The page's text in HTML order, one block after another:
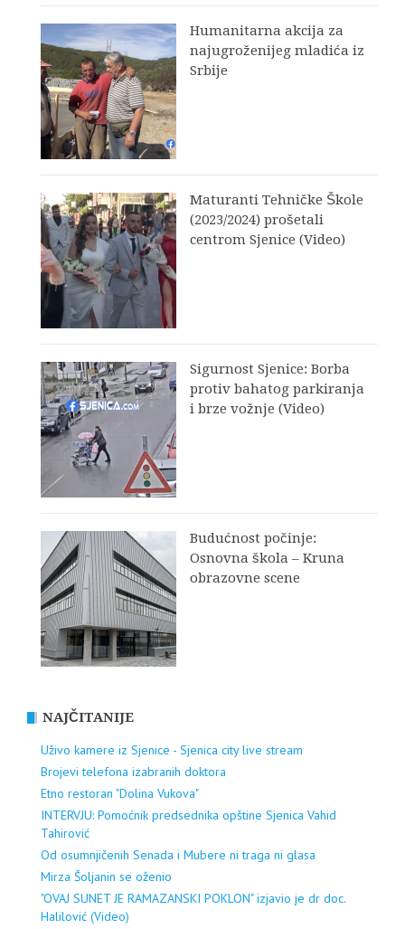
Humanitarna akcija za
najugroženijeg mladića iz
Srbije
Maturanti Tehničke Škole
(2023/2024) prošetali
centrom Sjenice (Video)
Sigurnost Sjenice: Borba
protiv bahatog parkiranja
i brze vožnje (Video)
Budućnost počinje:
Osnovna škola – Kruna
obrazovne scene
NAJČITANIJE
Uživo kamere iz Sjenice - Sjenica city live stream
Brojevi telefona izabranih doktora
Etno restoran "Dolina Vukova"
INTERVJU: Pomoćnik predsednika opštine Sjenica Vahid
Tahirović
Od osumnjičenih Senada i Mubere ni traga ni glasa
Mirza Šoljanin se oženio
"OVAJ SUNET JE RAMAZANSKI POKLON" izjavio je dr doc.
Halilović (Video)